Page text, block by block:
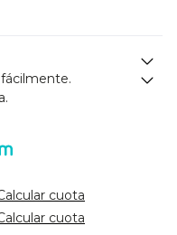
cuota
cuota